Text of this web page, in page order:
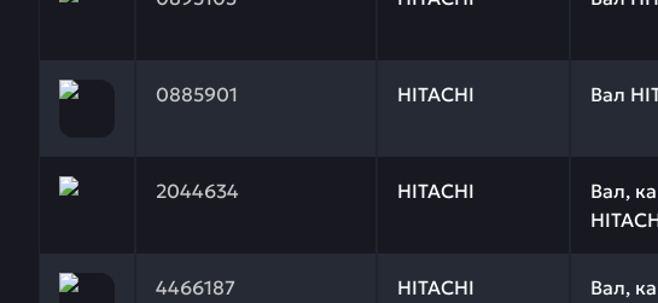
0885901 HITACHI Вал
Заказывая запчасти у нас, вы получаете гарантию
2044634 HITACHI
Вал,
Заказывая запчасти у нас, вы получаете гарантию
4466187 HITACHI Вал,
Заказывая запчасти у нас, вы получаете гарантию